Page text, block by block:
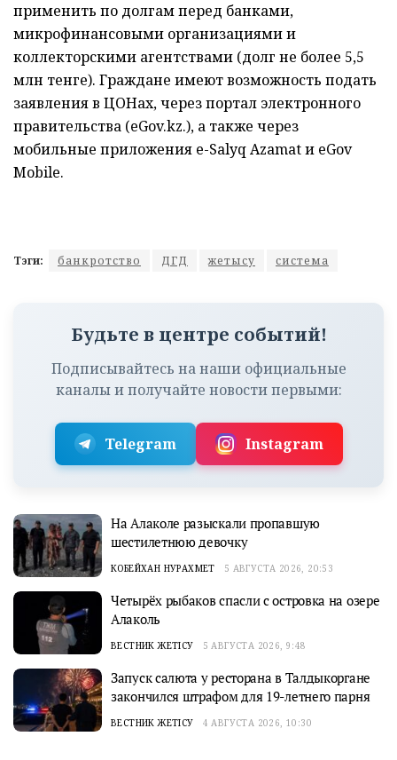
применить по долгам перед банками,
микрофинансовыми организациями и
коллекторскими агентствами (долг не более 5,5
млн тенге). Граждане имеют возможность подать
заявления в ЦОНах, через портал электронного
правительства (eGov.kz.), а также через
мобильные приложения e-Salyq Azamat и eGov
Mobile.
Тэги: банкротство ДГД жетысу система
Будьте в центре событий!
Подписывайтесь на наши официальные
каналы и получайте новости первыми:
Telegram Instagram
На Алаколе разыскали пропавшую
шестилетнюю девочку
КОБЕЙХАН НУРАХМЕТ 5 АВГУСТА 2026, 20:53
Четырёх рыбаков спасли с островка на озере
Алаколь
ВЕСТНИК ЖЕТІСУ 5 АВГУСТА 2026, 9:48
Запуск салюта у ресторана в Талдыкоргане
закончился штрафом для 19-летнего парня
ВЕСТНИК ЖЕТІСУ 4 АВГУСТА 2026, 10:30